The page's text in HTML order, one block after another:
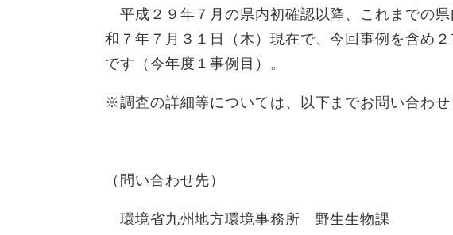
平成２９年７月の県内初確認以降、これまでの
和７年７月３１日（木）現在で、今回事例を含め
です（今年度１事例目）。
※調査の詳細等については、以下までお問い合わせ
（問い合わせ先）
環境省九州地方環境事務所 野生生物課